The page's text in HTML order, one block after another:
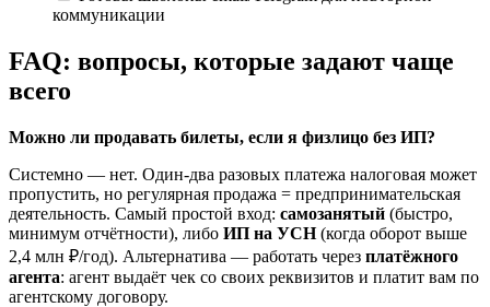
коммуникации
FAQ: вопросы, которые задают чаще
всего
Можно ли продавать билеты, если я физлицо без ИП?
Системно — нет. Один-два разовых платежа налоговая может
пропустить, но регулярная продажа = предпринимательская
деятельность. Самый простой вход: самозанятый (быстро,
минимум отчётности), либо ИП на УСН(когда оборот выше
2,4 млн ₽/год). Альтернатива — работать через платёжного
агента: агент выдаёт чек со своих реквизитов и платит вам по
агентскому договору.